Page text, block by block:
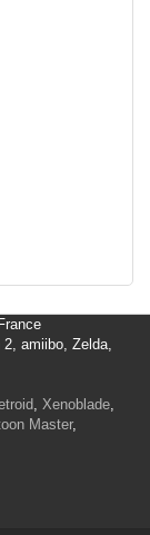
amiibo, Zelda,
, Xenoblade,
Master,